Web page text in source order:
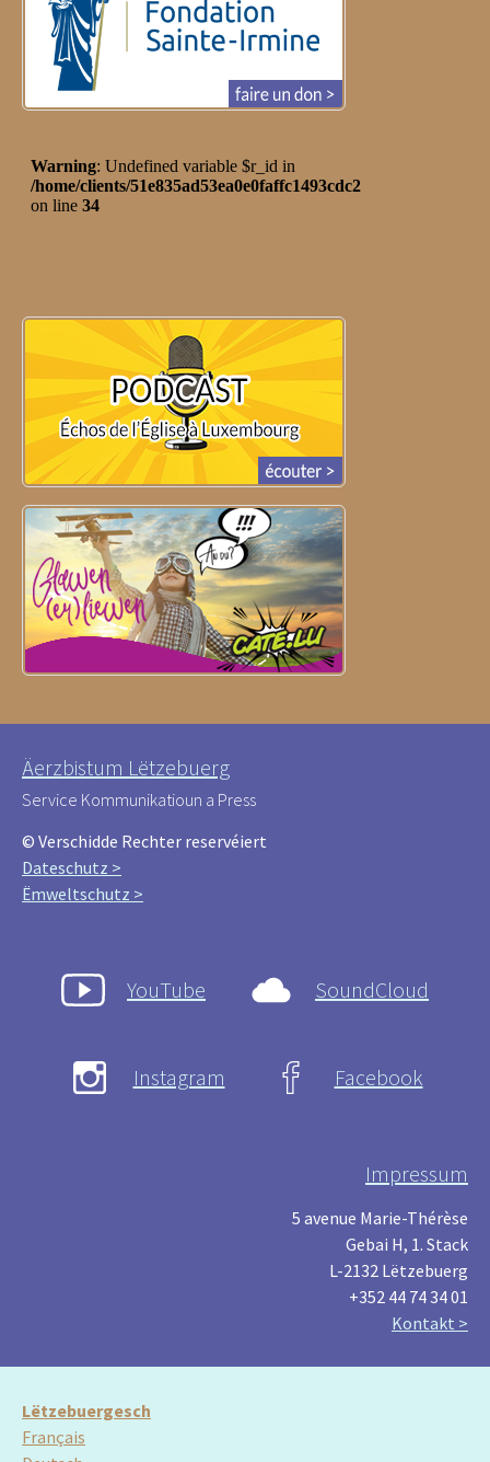
Äerzbistum Lëtzebuerg
Service Kommunikatioun a Press
© Verschidde Rechter reservéiert
Dateschutz >
Ëmweltschutz >
YouTube SoundCloud
Instagram Facebook
Impressum
5 avenue Marie-Thérèse
Gebai H, 1. Stack
L-2132 Lëtzebuerg
+352 44 74 34 01
Kontakt >
Lëtzebuergesch
Français